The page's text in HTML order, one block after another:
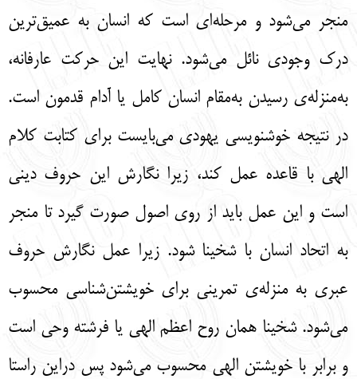
منجر می‌شود و مرحله‌ای است که انسان به عمیق‌ترین
درک وجودی نائل می‌شود. نهایت این حرکت عارفانه،
به‌منزله‌ی رسیدن به‌مقام انسان کامل یا آدام قدمون است.
در نتیجه خوشنویسی یهودی می‌بایست برای کتابت کلام
الهی با قاعده عمل کند، زیرا نگارش این حروف دینی
است و این عمل باید از روی اصول صورت گیرد تا منجر
به اتحاد انسان با شخینا شود. زیرا عمل نگارش حروف
عبری به منزله‌ی تمرینی برای خویشتن‌‌شناسی محسوب
می‌شود. شخینا همان روح اعظم الهی یا فرشته وحی است
و برابر با خویشتن الهی محسوب می‌شود پس دراین راستا